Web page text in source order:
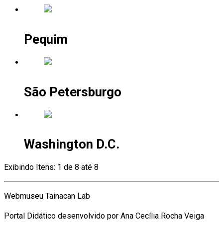
Pequim
São Petersburgo
Washington D.C.
Exibindo Itens: 1 de 8 até 8
Webmuseu Tainacan Lab
Portal Didático desenvolvido por Ana Cecília Rocha Veiga